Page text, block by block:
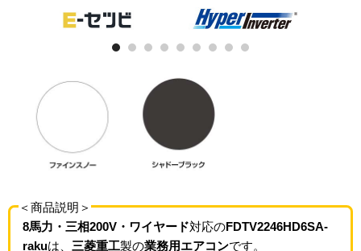
＜商品説明＞
8馬力・三相200V・ワイヤード対応のFDTV2246HD6SA-
rakuは、 三菱重工製の業務用エアコンです。